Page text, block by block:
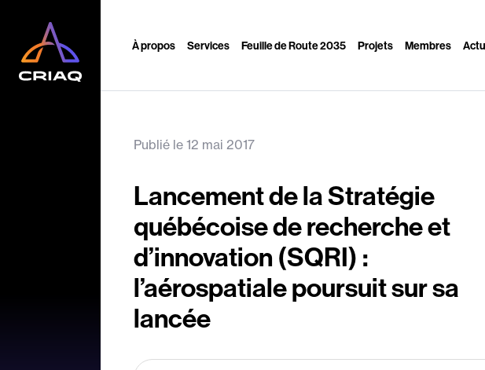
À propos Services Feuille de Route 2035 Projets Membres
Publié le 12 mai 2017
Lancement de la Stratégie
québécoise de recherche et
d’innovation (SQRI) :
l’aérospatiale poursuit sur sa
lancée